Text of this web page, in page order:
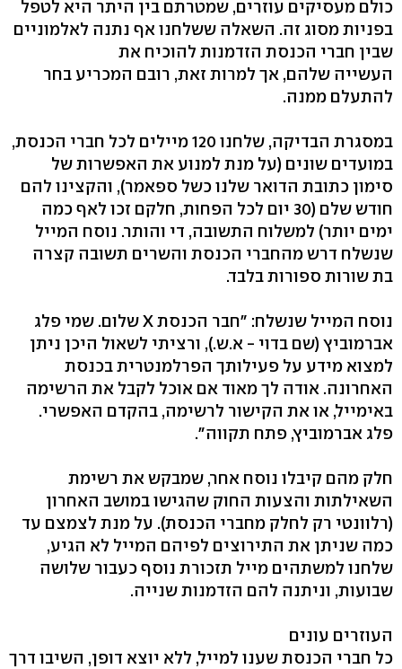
כולם מעסיקים עוזרים, שמטרתם בין היתר היא לטפל
בפניות מסוג זה. השאלה ששלחנו אף נתנה לאלמוניים
שבין חברי הכנסת הזדמנות להוכיח את
העשייה שלהם, אך למרות זאת, רובם המכריע בחר
להתעלם ממנה.
במסגרת הבדיקה, שלחנו 120 מיילים לכל חברי הכנסת,
במועדים שונים (על מנת למנוע את האפשרות של
סימון כתובת הדואר שלנו כשל ספאמר), והקצינו להם
חודש שלם (30 יום לכל הפחות, חלקם זכו לאף כמה
ימים יותר) למשלוח התשובה, די והותר. נוסח המייל
שנשלח דרש מהחברי הכנסת והשרים תשובה קצרה
בת שורות ספורות בלבד.
נוסח המייל שנשלח: "חבר הכנסת X שלום. שמי פלג
אברמוביץ (שם בדוי - א.ש.), ורציתי לשאול היכן ניתן
למצוא מידע על פעילותך הפרלמנטרית בכנסת
האחרונה. אודה לך מאוד אם אוכל לקבל את הרשימה
באימייל, או את הקישור לרשימה, בהקדם האפשרי.
פלג אברמוביץ, פתח תקווה".
חלק מהם קיבלו נוסח אחר, שמבקש את רשימת
השאילתות והצעות החוק שהגישו במושב האחרון
(רלוונטי רק לחלק מחברי הכנסת). על מנת לצמצם עד
כמה שניתן את התירוצים לפיהם המייל לא הגיע,
שלחנו למשתהים מייל תזכורת נוסף כעבור שלושה
שבועות, וניתנה להם הזדמנות שנייה.
העוזרים עונים
כל חברי הכנסת שענו למייל, ללא יוצא דופן, השיבו דרך